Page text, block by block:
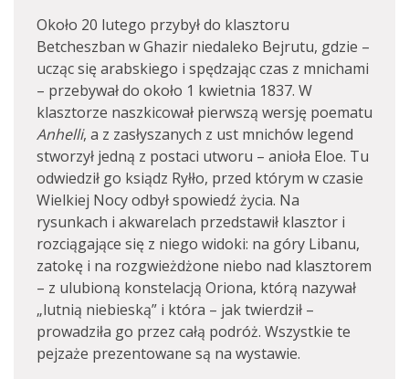
Około 20 lutego przybył do klasztoru
Betcheszban w Ghazir niedaleko Bejrutu, gdzie –
ucząc się arabskiego i spędzając czas z mnichami
– przebywał do około 1 kwietnia 1837. W
klasztorze naszkicował pierwszą wersję poematu
Anhelli, a z zasłyszanych z ust mnichów legend
stworzył jedną z postaci utworu – anioła Eloe. Tu
odwiedził go ksiądz Ryłło, przed którym w czasie
Wielkiej Nocy odbył spowiedź życia. Na
rysunkach i akwarelach przedstawił klasztor i
rozciągające się z niego widoki: na góry Libanu,
zatokę i na rozgwieżdżone niebo nad klasztorem
– z ulubioną konstelacją Oriona, którą nazywał
„lutnią niebieską” i która – jak twierdził –
prowadziła go przez całą podróż. Wszystkie te
pejzaże prezentowane są na wystawie.